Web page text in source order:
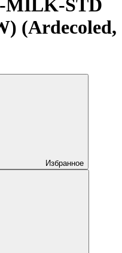
MILK-STD
(Ardecoled,
Избранное